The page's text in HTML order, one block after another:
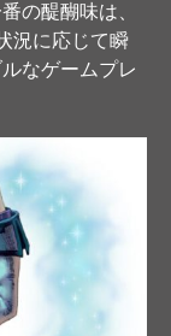
の醍醐味は、
況に応じて瞬
なゲームプレ